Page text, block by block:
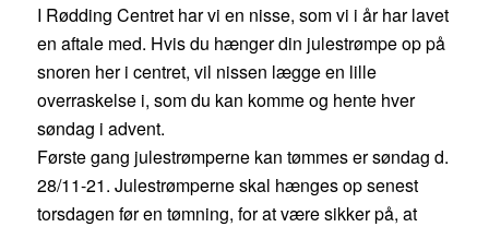
I Rødding Centret har vi en nisse, som vi i år har lavet
en aftale med. Hvis du hænger din julestrømpe op på
snoren her i centret, vil nissen lægge en lille
overraskelse i, som du kan komme og hente hver
søndag i advent.
Første gang julestrømperne kan tømmes er søndag d.
28/11-21. Julestrømperne skal hænges op senest
torsdagen før en tømning, for at være sikker på, at